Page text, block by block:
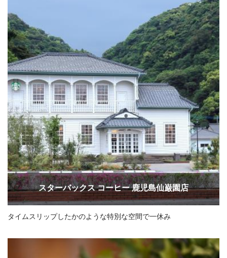
スターバックス コーヒー 鹿児島仙巌園店
タイムスリップしたかのような特別な空間で一休み